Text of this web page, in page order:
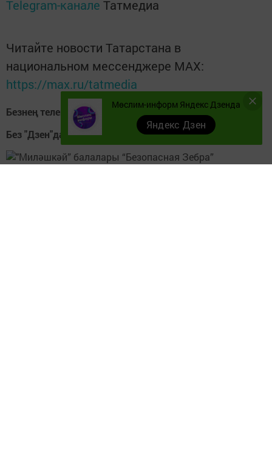
Telegram-канале Татмедиа
Читайте новости Татарстана в
национальном мессенджере MАХ:
https://max.ru/tatmedia
Безнең телеграм каналга кушылыгыз!Телеграм-канал
Без "Дзен"да!Дзен
Мөслим-информ Яндекс Дзенда
Яндекс Дзен